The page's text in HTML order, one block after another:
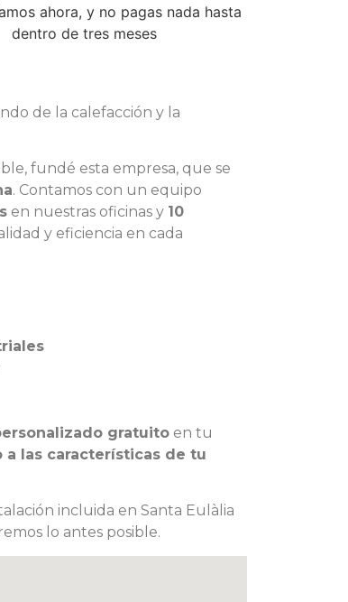
ahora, y no pagas nada hasta
dentro de tres meses
de la calefacción y la
fundé esta empresa, que se
. Contamos con un equipo
en nuestras oficinas y 10
y eficiencia en cada
gratuitoen tu
las características de tu
incluida en Santa Eulàlia
lo antes posible.